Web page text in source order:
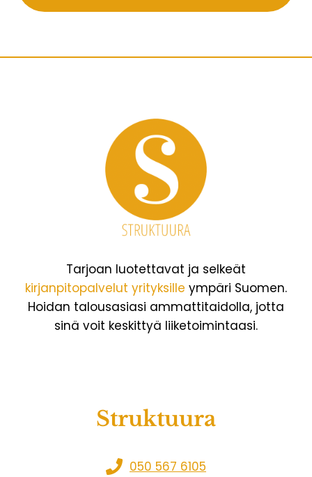
Tarjoan luotettavat ja selkeät
kirjanpitopalvelut yrityksille ympäri Suomen.
Hoidan talousasiasi ammattitaidolla, jotta
sinä voit keskittyä liiketoimintaasi.
Struktuura
050 567 6105